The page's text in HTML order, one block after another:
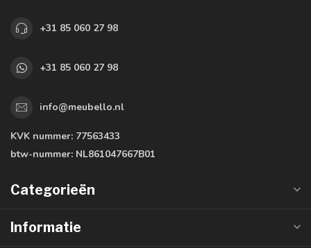
+31 85 060 27 98
+31 85 060 27 98
info@meubello.nl
KVK nummer: 77563433
btw-nummer: NL861047667B01
Categorieën
Informatie